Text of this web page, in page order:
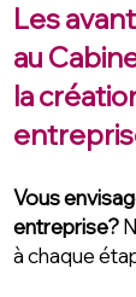
Les
au
la
Vous
entreprise?
à chaque